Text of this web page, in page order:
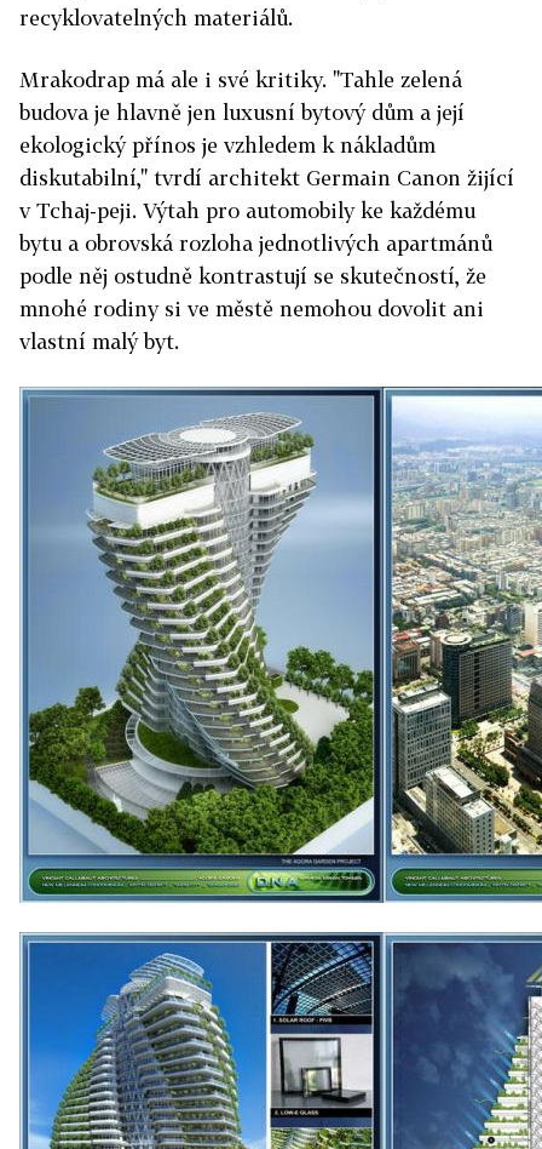
recyklovatelných materiálů.
Mrakodrap má ale i své kritiky. "Tahle zelená
budova je hlavně jen luxusní bytový dům a její
ekologický přínos je vzhledem k nákladům
diskutabilní," tvrdí architekt Germain Canon žijící
v Tchaj-peji. Výtah pro automobily ke každému
bytu a obrovská rozloha jednotlivých apartmánů
podle něj ostudně kontrastují se skutečností, že
mnohé rodiny si ve městě nemohou dovolit ani
vlastní malý byt.